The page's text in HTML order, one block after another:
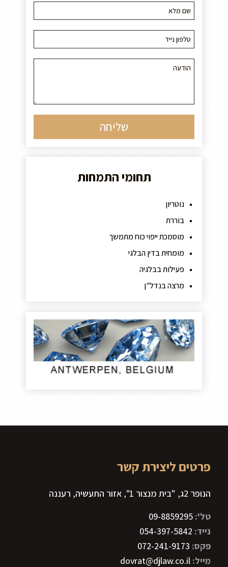
תחומי התמחות
נוטריון
בוררת
מוסמכת ייפוי כוח מתמשך
מומחית בדין הבלגי
פעילות בבלגיה
מרצה בנדל"ן
פרטים ליצירת קשר
הנופר 2ג, "בית מנצור 1", אזור התעשיה, רעננה
טל': 09-8859295
נייד: 054-397-5842
פקס: 072-241-9173
מייל: dovrat@djlaw.co.il